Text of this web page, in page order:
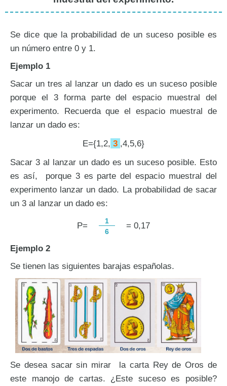
Se dice que la probabilidad de un suceso posible es
un número entre 0 y 1.
Ejemplo 1
Sacar un tres al lanzar un dado es un suceso posible
porque el 3 forma parte del espacio muestral del
experimento. Recuerda que el espacio muestral de
lanzar un dado es:
E={1,2, 3 ,4,5,6}
Sacar 3 al lanzar un dado es un suceso posible. Esto
es así, porque 3 es parte del espacio muestral del
experimento lanzar un dado. La probabilidad de sacar
un 3 al lanzar un dado es:
P=
1
6
= 0,17
Ejemplo 2
Se tienen las siguientes barajas españolas.
Se desea sacar sin mirar la carta Rey de Oros de
este manojo de cartas. ¿Este suceso es posible?